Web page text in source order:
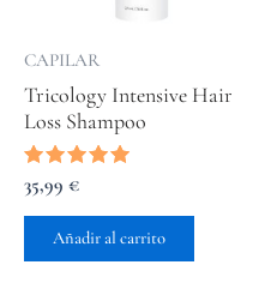
CAPILAR
Tricology Intensive Hair
Loss Shampoo
Valorado
con
5.00
de 5
35,99 €
Añadir al carrito